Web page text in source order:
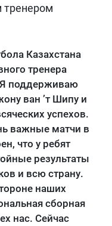
тренером
Казахстана
тренера
поддерживаю
ван ’т Шипу и
успехов.
важные матчи в
что у ребят
результаты
и всю страну.
наших
сборная
нас. Сейчас